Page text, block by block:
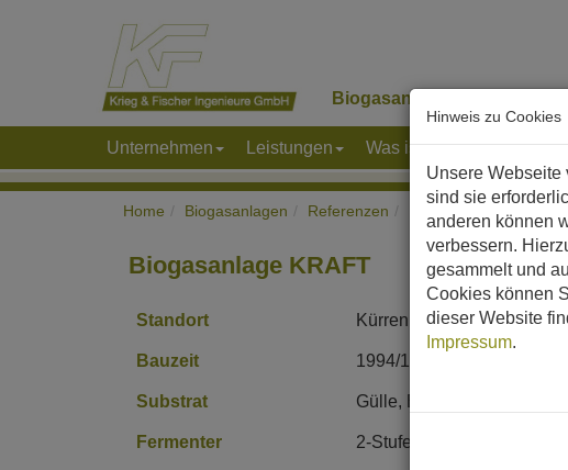
Biogasanlagen
Unternehmen Leistungen Was ist Biogas &
Home Biogasanlagen Referenzen Europa Deutschland
Biogasanlage KRAFT
Standort Kürrenberg, Rheinland-
Bauzeit 1994/1995
Substrat Gülle,
Fermenter 2-Stufen-Betonbehälter mit
Hinweis zu Cookies
Unsere
sind sie
anderen können
verbessern.
gesammelt und
Cookies können
dieser Website
Impressum.